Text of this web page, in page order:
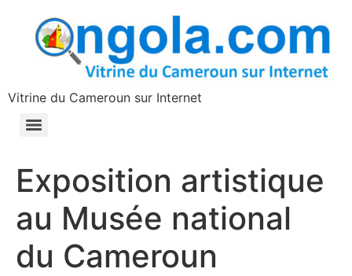
principal
Vitrine du Cameroun sur Internet
Exposition artistique
au Musée national
du Cameroun